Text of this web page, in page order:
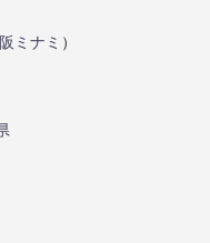
ミナミ ）